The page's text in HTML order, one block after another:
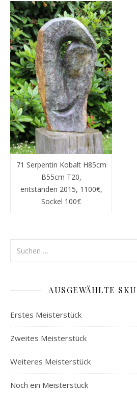
71 Serpentin Kobalt H85cm
B55cm T20,
entstanden 2015, 1100€,
Sockel 100€
AUSGEWÄHLTE
Erstes Meisterstück
Zweites Meisterstück
Weiteres Meisterstück
Noch ein Meisterstück